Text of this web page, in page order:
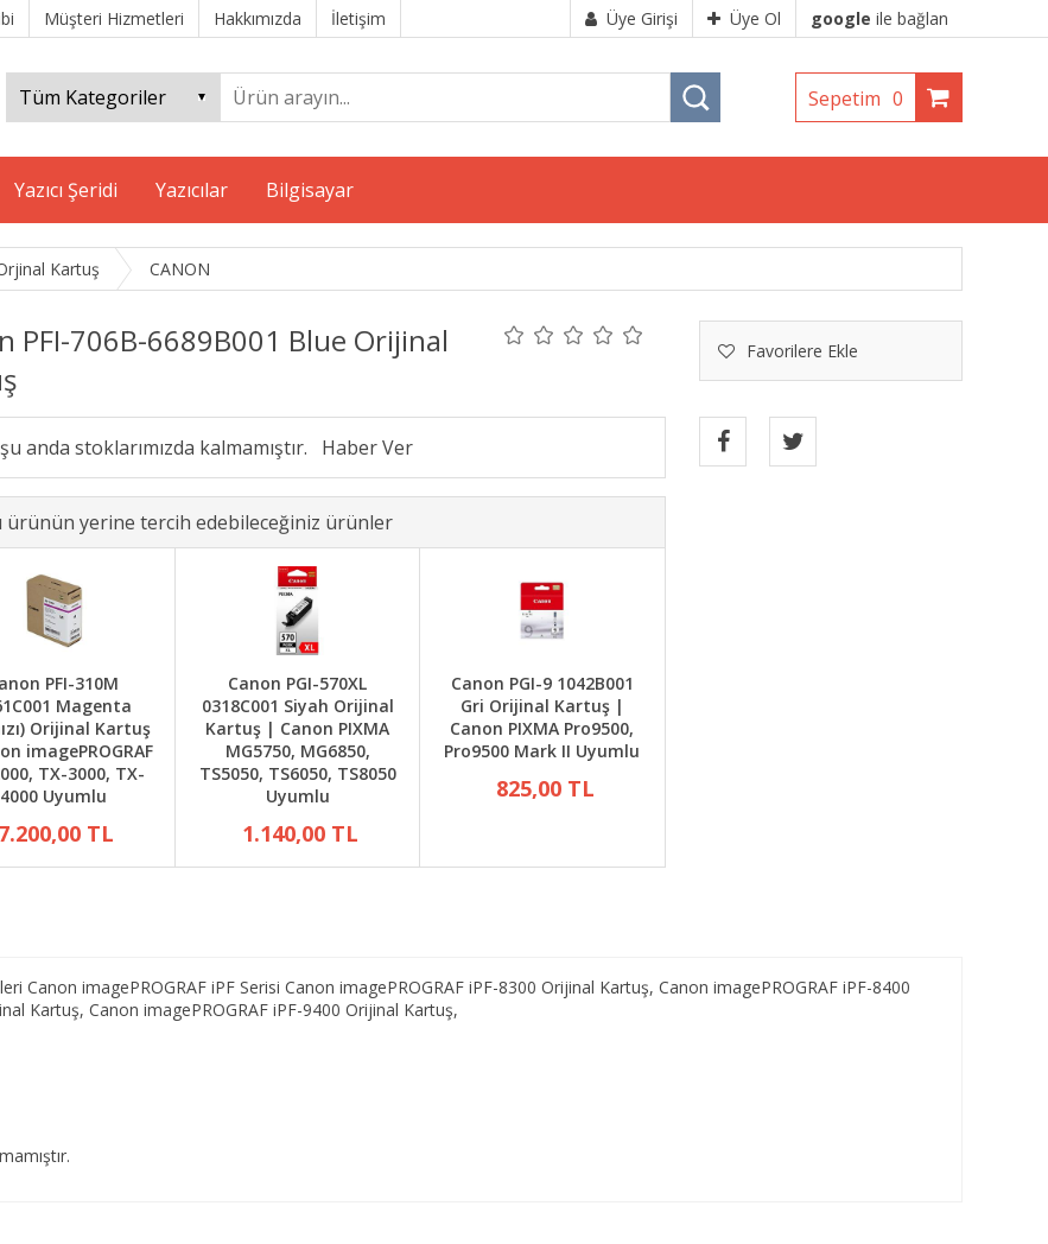
Müşteri Hizmetleri Hakkımızda İletişim Üye Girişi Üye Ol google ile bağlan
Sepetim 0
Yazıcı Şeridi Yazıcılar Bilgisayar
Kartuş CANON
PFI-706B-6689B001 Blue Orijinal
Favorilere Ekle
anda stoklarımızda kalmamıştır.
ürünün yerine tercih edebileceğiniz ürünler
PFI-310M
Magenta
Orijinal Kartuş
imagePROGRAF
TX-3000, TX-
4000 Uyumlu
7.200,00 TL
Canon PGI-570XL
0318C001 Siyah Orijinal
Kartuş | Canon PIXMA
MG5750, MG6850,
TS5050, TS6050, TS8050
Uyumlu
1.140,00 TL
Canon PGI-9 1042B001
Gri Orijinal Kartuş |
Canon PIXMA Pro9500,
Pro9500 Mark II Uyumlu
825,00 TL
Canon imagePROGRAF iPF Serisi Canon imagePROGRAF iPF-8300 Orijinal Kartuş, Canon imagePROGRAF iPF-8400
Kartuş, Canon imagePROGRAF iPF-9400 Orijinal Kartuş,